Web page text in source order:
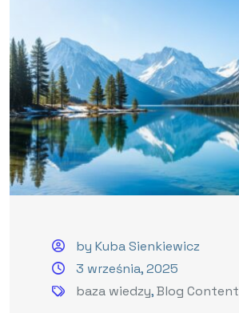
by Kuba Sienkiewicz
3 września, 2025
baza wiedzy,Blog Content